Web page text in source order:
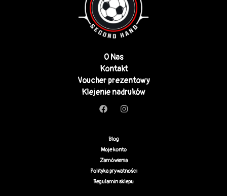
O Nas
Kontakt
Voucher prezentowy
Klejenie nadruków
Blog
Moje konto
Zamówienia
Polityka prywatności
Regulamin sklepu